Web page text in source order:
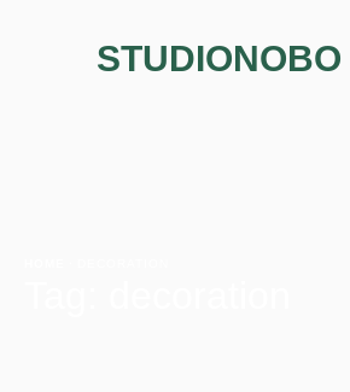
STUDIONOBO